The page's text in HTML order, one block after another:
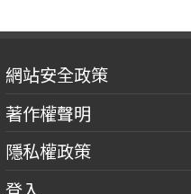
網站安全政策
著作權聲明
隱私權政策